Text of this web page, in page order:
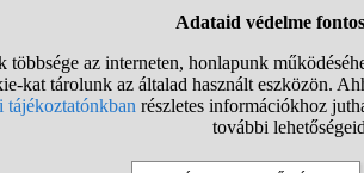
El fogják fogadni a teljesárú
Nem fog kötekedni a kalauz?
Sziasztok! A fiammal egy vonatos
Kiszámoltam a jegyárakat neki és 9000
napijegyen, mert egy sokkal jobb